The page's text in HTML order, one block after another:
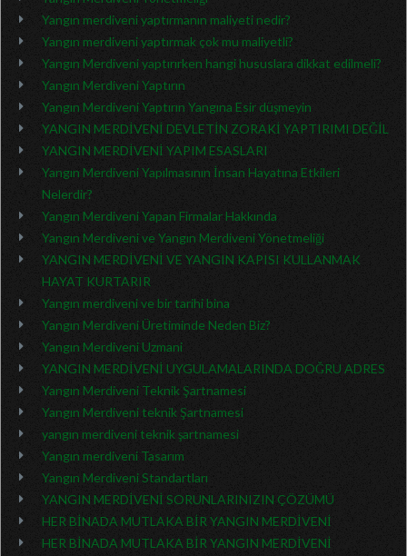
Yangın merdiveni yaptırmanın maliyeti nedir?
Yangın merdiveni yaptırmak çok mu maliyetli?
Yangın Merdiveni yaptırırken hangi hususlara dikkat edilmeli?
Yangın Merdiveni Yaptırın
Yangın Merdiveni Yaptırın Yangına Esir düşmeyin
YANGIN MERDİVENİ DEVLETİN ZORAKİ YAPTIRIMI DEĞİL
YANGIN MERDİVENİ YAPIM ESASLARI
Yangın Merdiveni Yapılmasının İnsan Hayatına Etkileri
Nelerdir?
Yangın Merdiveni Yapan Firmalar Hakkında
Yangın Merdiveni ve Yangın Merdiveni Yönetmeliği
YANGIN MERDİVENİ VE YANGIN KAPISI KULLANMAK
HAYAT KURTARIR
Yangın merdiveni ve bir tarihi bina
Yangın Merdiveni Üretiminde Neden Biz?
Yangın Merdiveni Uzmani
YANGIN MERDİVENİ UYGULAMALARINDA DOĞRU ADRES
Yangın Merdiveni Teknik Şartnamesi
Yangın Merdiveni teknik Şartnamesi
yangın merdiveni teknik şartnamesi
Yangın merdiveni Tasarım
Yangın Merdiveni Standartları
YANGIN MERDİVENİ SORUNLARINIZIN ÇÖZÜMÜ
HER BİNADA MUTLAKA BİR YANGIN MERDİVENİ
HER BİNADA MUTLAKA BİR YANGIN MERDİVENİ